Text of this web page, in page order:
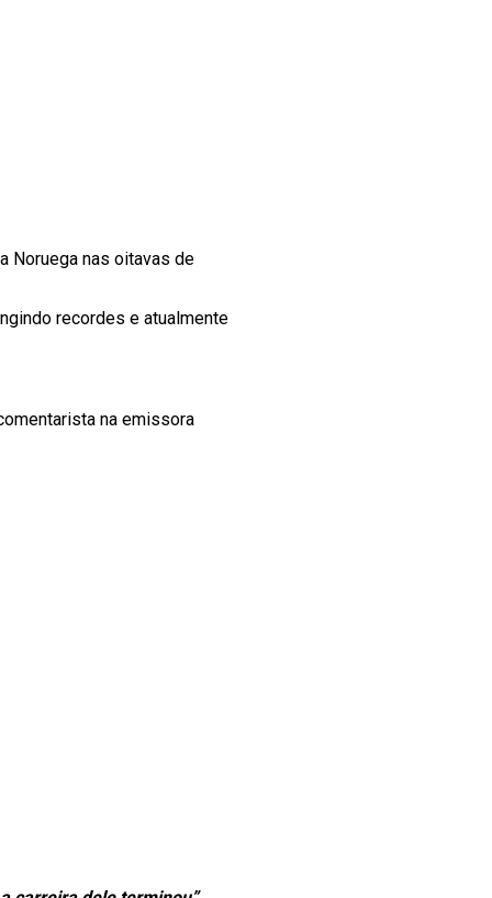
Noruega nas oitavas de
recordes e atualmente
na emissora